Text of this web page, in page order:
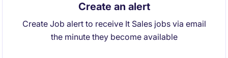
Create an alert
Create Job alert to receive It Sales jobs via email
the minute they become available